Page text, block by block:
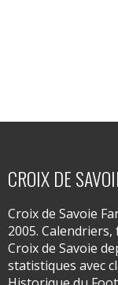
CROIX DE
Croix de Savoie
2005.
Croix de Savoie
statistiques avec